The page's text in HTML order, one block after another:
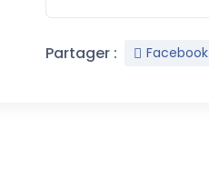
Partager : Facebook